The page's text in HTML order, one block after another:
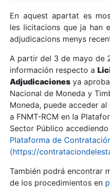
Mostra/Amaga
Mostra/Amaga
En aquest apartat es
les licitacions que ja han
adjudicacions menys
A partir del 3 de mayo de
información respecto a
Adjudicaciones ya
Nacional de Moneda y
Moneda, puede acceder
a FNMT-RCM en la
Sector Público
Plataforma de
(https://
También podrá encontrar
de los procedimientos en